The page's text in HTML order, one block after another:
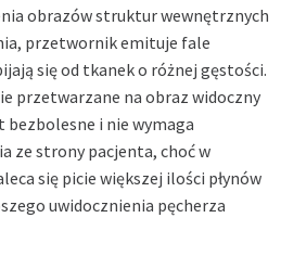
obrazów struktur wewnętrznych
przetwornik emituje fale
się od tkanek o różnej gęstości.
przetwarzane na obraz widoczny
i nie wymaga
ze strony pacjenta, choć w
się picie większej ilości płynów
uwidocznienia pęcherza